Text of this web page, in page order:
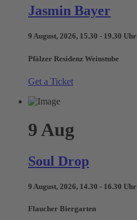
Jasmin Bayer
9 August, 2026, 15.30 - 19.30 Uhr
Pfälzer Residenz Weinstube
Get a Ticket
9 Aug
Soul Drop
9 August, 2026, 14.30 - 16.30 Uhr
Flaucher Biergarten